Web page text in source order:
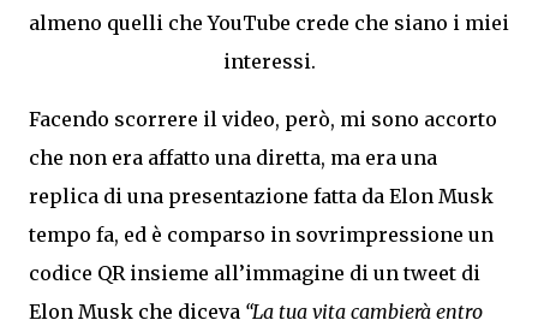
almeno quelli che YouTube crede che siano i miei
interessi.
Facendo scorrere il video, però, mi sono accorto
che non era affatto una diretta, ma era una
replica di una presentazione fatta da Elon Musk
tempo fa, ed è comparso in sovrimpressione un
codice QR insieme all’immagine di un tweet di
Elon Musk che diceva “La tua vita cambierà entro